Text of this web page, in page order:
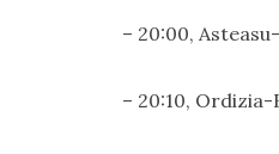
– 20:00,
– 20:10,